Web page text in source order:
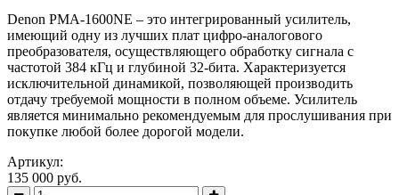
Denon PMA-1600NE – это интегрированный усилитель,
имеющий одну из лучших плат цифро-аналогового
преобразователя, осуществляющего обработку сигнала с
частотой 384 кГц и глубиной 32-бита. Характеризуется
исключительной динамикой, позволяющей производить
отдачу требуемой мощности в полном объеме. Усилитель
является минимально рекомендуемым для прослушивания при
покупке любой более дорогой модели.
Артикул:
135 000 руб.